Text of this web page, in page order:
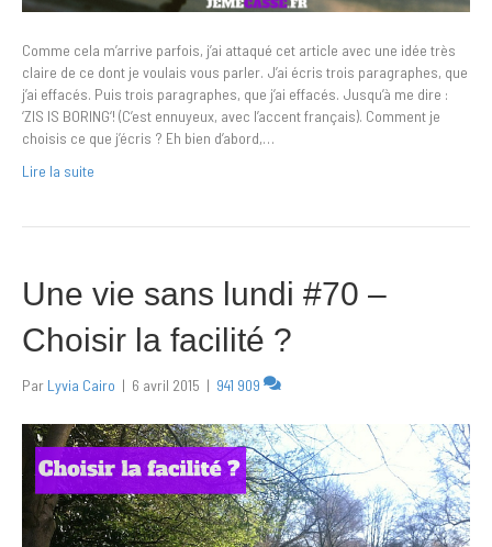
Comme cela m’arrive parfois, j’ai attaqué cet article avec une idée très
claire de ce dont je voulais vous parler. J’ai écris trois paragraphes, que
j’ai effacés. Puis trois paragraphes, que j’ai effacés. Jusqu’à me dire :
‘ZIS IS BORING‘! (C’est ennuyeux, avec l’accent français). Comment je
choisis ce que j’écris ? Eh bien d’abord,…
Lire la suite
Une vie sans lundi #70 –
Choisir la facilité ?
Par Lyvia Cairo | 6 avril 2015 | 941 909